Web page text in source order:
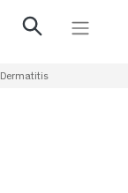
Dermatitis